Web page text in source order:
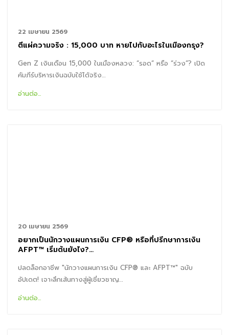
22 เมษายน 2569
ตีแผ่ความจริง : 15,000 บาท หายไปกับอะไรในเมืองกรุง?
Gen Z เงินเดือน 15,000 ในเมืองหลวง: “รอด” หรือ “ร่วง”? เปิด
คัมภีร์บริหารเงินฉบับใช้ได้จริง…
อ่านต่อ...
20 เมษายน 2569
อยากเป็นนักวางแผนการเงิน CFP® หรือที่ปรึกษาการเงิน
AFPT™ เริ่มต้นยังไง?…
ปลดล็อกอาชีพ "นักวางแผนการเงิน CFP® และ AFPT™" ฉบับ
อัปเดต! เจาะลึกเส้นทางสู่ผู้เชี่ยวชาญ…
อ่านต่อ...